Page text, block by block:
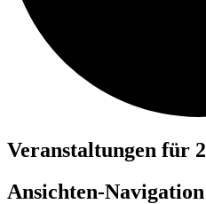
Veranstaltungen für
Ansichten-Navigation